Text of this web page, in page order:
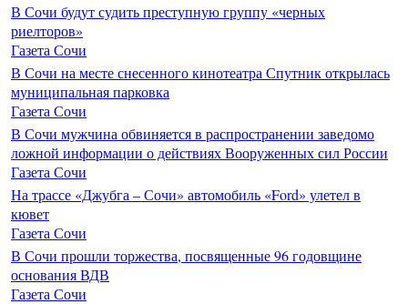
В Сочи будут судить преступную группу «черных
риелторов»
Газета Сочи
В Сочи на месте снесенного кинотеатра Спутник открылась
муниципальная парковка
Газета Сочи
В Сочи мужчина обвиняется в распространении заведомо
ложной информации о действиях Вооруженных сил России
Газета Сочи
На трассе «Джубга – Сочи» автомобиль «Ford» улетел в
кювет
Газета Сочи
В Сочи прошли торжества, посвященные 96 годовщине
основания ВДВ
Газета Сочи